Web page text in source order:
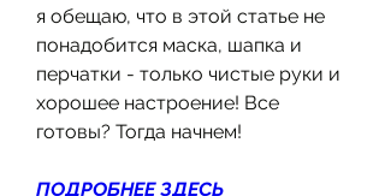
я обещаю, что в этой статье не
понадобится маска, шапка и
перчатки - только чистые руки и
хорошее настроение! Все
готовы? Тогда начнем!
ПОДРОБНЕЕ ЗДЕСЬ